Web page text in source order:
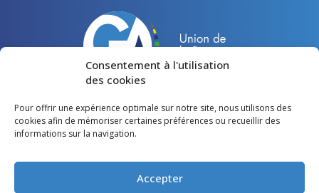
Consentement à l'utilisation
des cookies
Pour offrir une expérience optimale sur notre site, nous utilisons des
cookies afin de mémoriser certaines préférences ou recueillir des
informations sur la navigation.
Accepter
Accueil
Votre canton
Lire et voir
Agir pour la Gironde
Restons en contact